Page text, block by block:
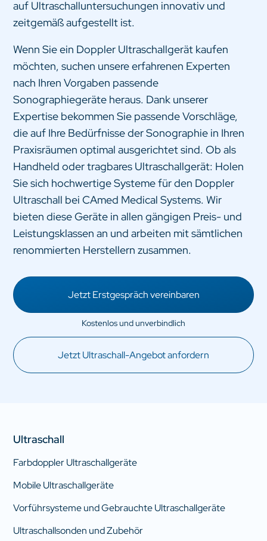
auf Ultraschalluntersuchungen innovativ und
zeitgemäß aufgestellt ist.
Wenn Sie ein Doppler Ultraschallgerät kaufen
möchten, suchen unsere erfahrenen Experten
nach Ihren Vorgaben passende
Sonographiegeräte heraus. Dank unserer
Expertise bekommen Sie passende Vorschläge,
die auf Ihre Bedürfnisse der Sonographie in Ihren
Praxisräumen optimal ausgerichtet sind. Ob als
Handheld oder tragbares Ultraschallgerät: Holen
Sie sich hochwertige Systeme für den Doppler
Ultraschall bei CAmed Medical Systems. Wir
bieten diese Geräte in allen gängigen Preis- und
Leistungsklassen an und arbeiten mit sämtlichen
renommierten Herstellern zusammen.
Jetzt Erstgespräch vereinbaren
Jetzt Ultraschall-Angebot anfordern
Ultraschall
Farbdoppler Ultraschallgeräte
Mobile Ultraschallgeräte
Vorführsysteme und Gebrauchte Ultraschallgeräte
Ultraschallsonden und Zubehör